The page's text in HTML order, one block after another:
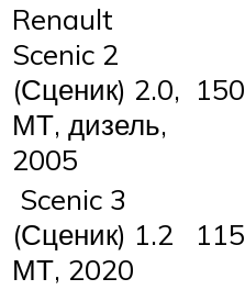
Renault
Scenic 2
(Сценик) 2.0,
МТ, дизель,
2005
150
Scenic 3
(Сценик) 1.2
МТ, 2020
115